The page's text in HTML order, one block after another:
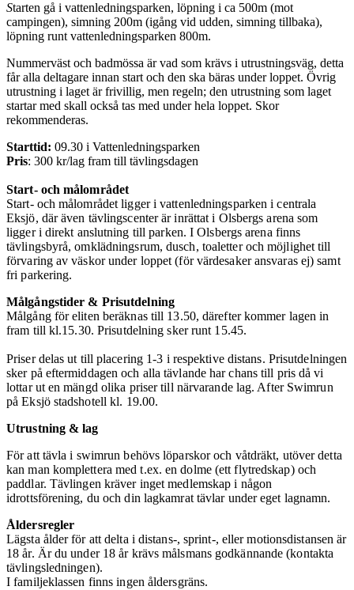
Starten gå i vattenledningsparken, löpning i ca 500m (mot
campingen), simning 200m (igång vid udden, simning tillbaka),
löpning runt vattenledningsparken 800m.
Nummerväst och badmössa är vad som krävs i utrustningsväg, detta
får alla deltagare innan start och den ska bäras under loppet. Övrig
utrustning i laget är frivillig, men regeln; den utrustning som laget
startar med skall också tas med under hela loppet. Skor
rekommenderas.
Starttid: 09.30 i Vattenledningsparken
Pris: 300 kr/lag fram till tävlingsdagen
Start- och målområdet
Start- och målområdet ligger i vattenledningsparken i centrala
Eksjö, där även tävlingscenter är inrättat i Olsbergs arena som
ligger i direkt anslutning till parken.I Olsbergs arena finns
tävlingsbyrå, omklädningsrum, dusch, toaletter och möjlighet till
förvaring av väskor under loppet (för värdesaker ansvaras ej) samt
fri parkering.
Målgångstider & Prisutdelning
Målgång för eliten beräknas till 13.50, därefter kommer lagen in
fram till kl.15.30. Prisutdelning sker runt 15.45.
Priser delas ut till placering 1-3 i respektive distans. Prisutdelningen
sker på eftermiddagen och alla tävlande har chans till pris då vi
lottar ut en mängd olika priser till närvarande lag. After Swimrun
på Eksjö stadshotell kl. 19.00.
Utrustning & lag
För att tävla i swimrun behövs löparskor och våtdräkt, utöver detta
kan man komplettera med t.ex. en dolme (ett flytredskap) och
paddlar. Tävlingen kräver inget medlemskap i någon
idrottsförening, du och din lagkamrat tävlar under eget lagnamn.
Åldersregler
Lägsta ålder för att delta i distans-, sprint-, eller motionsdistansen är
18 år. Är du under 18 år krävs målsmans godkännande (kontakta
tävlingsledningen).
I familjeklassen finns ingen åldersgräns.